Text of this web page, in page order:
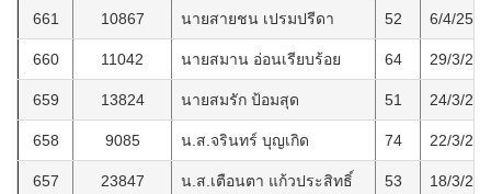
661 10867 นายสายชน เปรมปรีดา 52 6/4/2563
660 11042 นายสมาน อ่อนเรียบร้อย 64 29/3/
659 13824 นายสมรัก ป้อมสุด 51 24/3/
658 9085 น.ส.จรินทร์ บุญเกิด 74 22/3/
657 23847 น.ส.เตือนตา แก้วประสิทธิ์ 53 18/3/